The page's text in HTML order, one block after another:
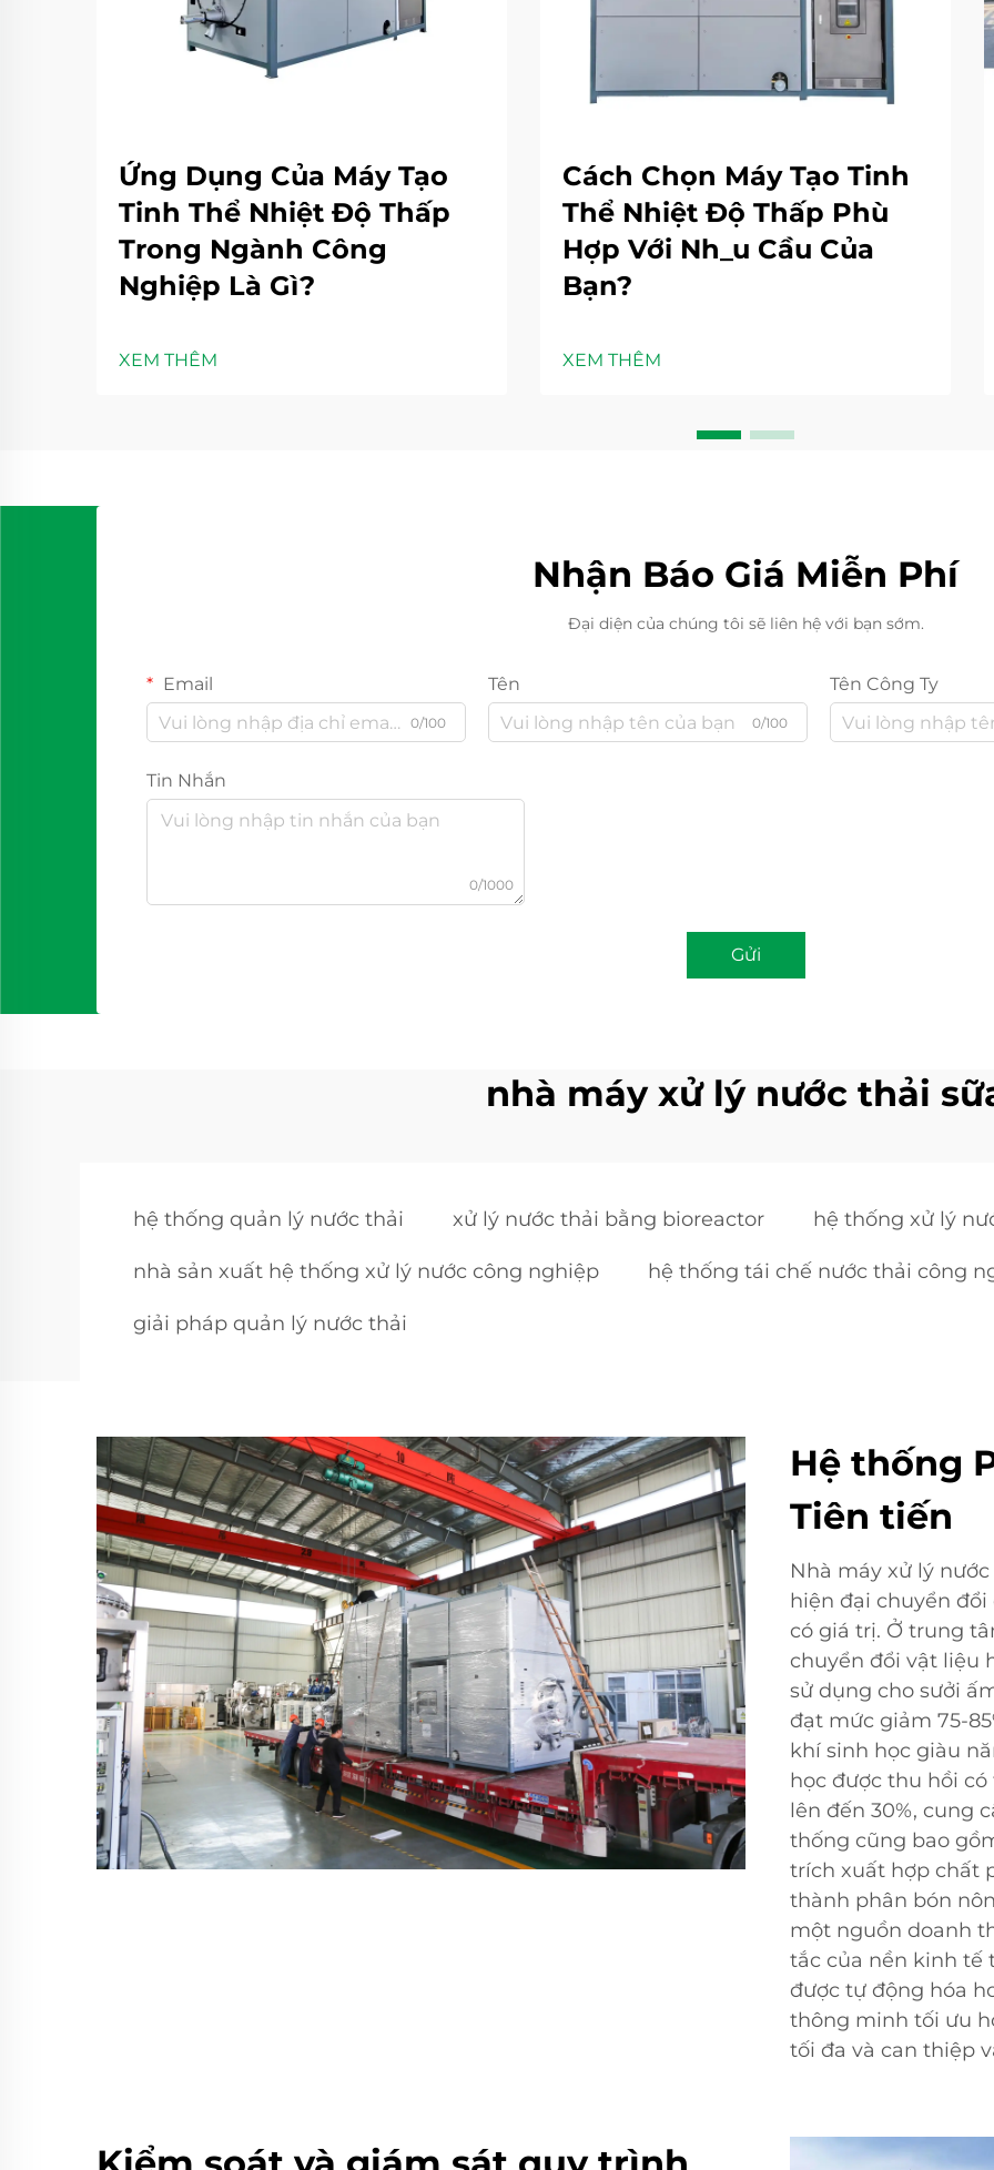
Ứng Dụng Của Máy Tạo
Tinh Thể Nhiệt Độ Thấp
Trong Ngành Công
Nghiệp Là Gì?
XEM THÊM
Cách Chọn Máy Tạo Tinh
Thể Nhiệt Độ Thấp Phù
Hợp Với Nh_u Cầu Của
Bạn?
XEM THÊM
Nhận Báo Giá Miễn Phí
Đại diện của chúng tôi sẽ liên hệ với bạn sớm.
Email
0/100
Tên
0/100
Tên Công Ty
Tin Nhắn
0/1000
Gửi
nhà máy xử lý nước thải
hệ thống quản lý nước thải xử lý nước thải bằng bioreactor hệ thống xử lý
nhà sản xuất hệ thống xử lý nước công nghiệp hệ thống tái chế nước thải công
giải pháp quản lý nước thải
Hệ thống
Tiên tiến
Nhà máy xử lý
hiện đại chuyển
có giá trị. Ở trung
chuyển đổi vật liệu
sử dụng cho sưởi
đạt mức giảm 75-
khí sinh học giàu
học được thu hồi
lên đến 30%, cung
thống cũng bao
trích xuất hợp chất
thành phân bón
một nguồn doanh
tắc của nền kinh tế
được tự động hóa
thông minh tối ưu
tối đa và can thiệp